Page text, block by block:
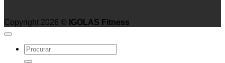
Copyright 2026 © IGOLAS Fitness
Search
for: